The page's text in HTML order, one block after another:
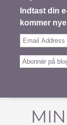
Indtast din
kommer
Email
Abonnér på